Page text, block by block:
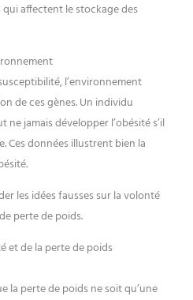
affectent le stockage des
l’environnement
de ces gènes. Un individu
jamais développer l’obésité s’il
Ces données illustrent bien la
les idées fausses sur la volonté
perte de poids.
et de la perte de poids
la perte de poids ne soit qu’une